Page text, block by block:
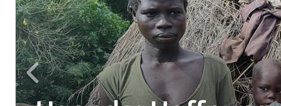
Sudan: Nichts zu